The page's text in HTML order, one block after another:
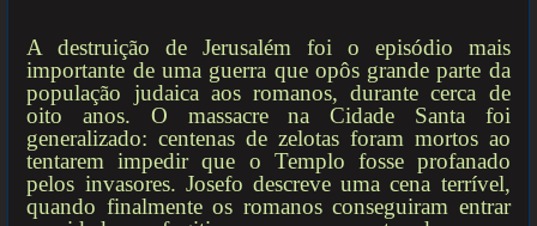
A destruição de Jerusalém foi o episódio mais
importante de uma guerra que opôs grande parte da
população judaica aos romanos, durante cerca de
oito anos. O massacre na Cidade Santa foi
generalizado: centenas de zelotas foram mortos ao
tentarem impedir que o Templo fosse profanado
pelos invasores. Josefo descreve uma cena terrível,
quando finalmente os romanos conseguiram entrar